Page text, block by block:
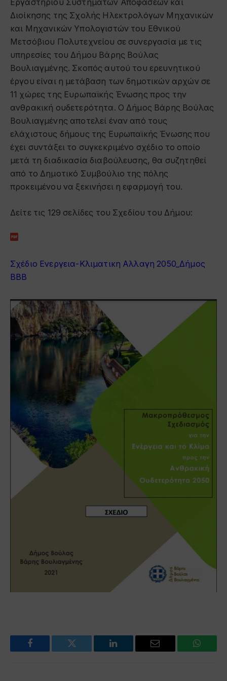
Εργαστηρίου Συστημάτων Αποφάσεων και
Διοίκησης της Σχολής Ηλεκτρολόγων Μηχανικών
και Μηχανικών Υπολογιστών του Εθνικού
Μετσόβιου Πολυτεχνείου σε συνεργασία με τις
υπηρεσίες του Δήμου Βάρης Βούλας
Βουλιαγμένης. Σκοπός αυτού του ερευνητικού
έργου είναι η μετάβαση των δημοτικών αρχών σε
11 χώρες της Ευρωπαϊκής Ένωσης προς την
ανθρακική ουδετερότητα. Ο Δήμος Βάρης Βούλας
Βουλιαγμένης αποτελεί έναν από τους
ελάχιστους δήμους της Ευρωπαϊκής Ένωσης που
έχει συντάξει το συγκεκριμένο σχέδιο το οποίο
μετά τη διαδικασία διαβούλευσης, θα συζητηθεί
από το Δημοτικό Συμβούλιο της πόλης
προκειμένου να ξεκινήσει η εφαρμογή του.
Δείτε τις 129 σελίδες του Σχεδίου του Δήμου:
Σχέδιο Ενεργεια-Κλιματικη Αλλαγη 2050_Δήμος
ΒΒΒ
Facebook Twitter LinkedIn Email